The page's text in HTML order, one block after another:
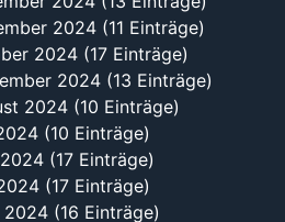
2023(11 Einträge)
2023(14 Einträge)
2023(18 Einträge)
2023(17 Einträge)
2023(12 Einträge)
(11 Einträge)
(9 Einträge)